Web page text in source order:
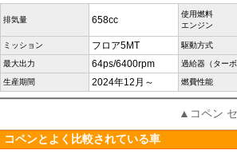
排気量 658cc
使用燃料
エンジン
ミッション フロア5MT 駆動方式
最大出力 64ps/6400rpm 過給器（ターボ
生産期間 2024年12月～ 燃費性能
▲コペン
コペンとよく比較されている車